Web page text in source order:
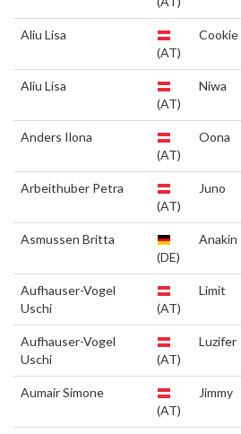
Aliu Lisa
(AT)
Cookie
Aliu Lisa
(AT)
Niwa
Anders Ilona
(AT)
Oona
Arbeithuber Petra
(AT)
Juno
Asmussen Britta
(DE)
Anakin
Aufhauser-Vogel
Uschi
(AT)
Limit
Aufhauser-Vogel
Uschi
(AT)
Luzifer
Aumair Simone
(AT)
Jimmy